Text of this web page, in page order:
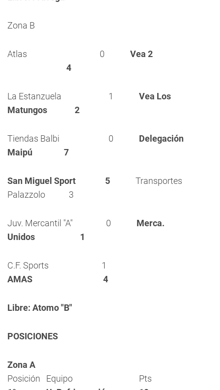
Zona B
Atlas 0 Vea 2
4
La Estanzuela 1 Vea Los
Matungos 2
Tiendas Balbi 0 Delegación
Maipú 7
San Miguel Sport 5 Transportes
Palazzolo 3
Juv. Mercantil "A" 0 Merca.
Unidos 1
C.F. Sports 1
AMAS 4
Libre: Atomo "B"
POSICIONES
Zona A
Posición
Equipo
Pts